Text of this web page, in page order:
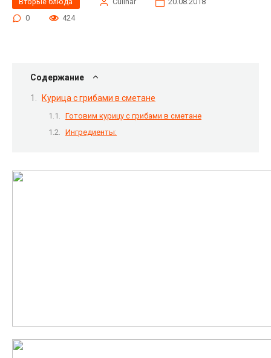
0
424
Содержание
Курица с грибами в сметане
Готовим курицу с грибами в сметане
Ингредиенты: